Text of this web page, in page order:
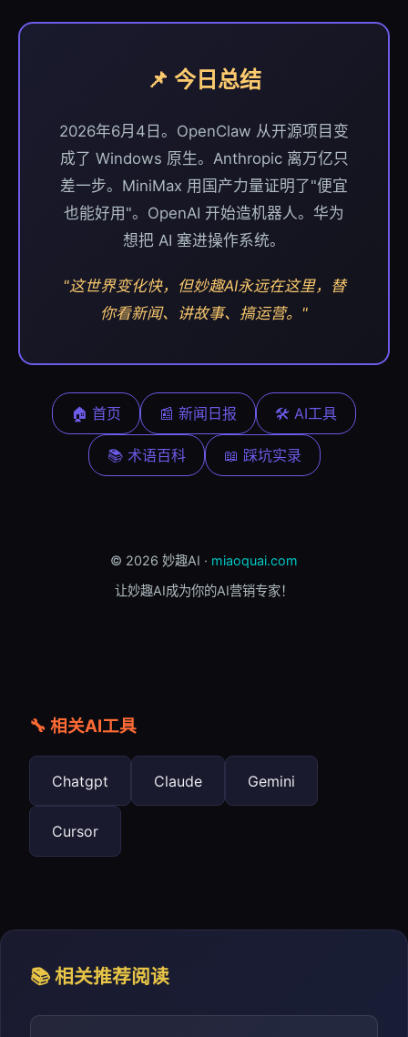
📌 今日总结
2026年6月4日。OpenClaw 从开源项目变
成了 Windows 原生。Anthropic 离万亿只
差一步。MiniMax 用国产力量证明了"便宜
也能好用"。OpenAI 开始造机器人。华为
想把 AI 塞进操作系统。
"这世界变化快，但妙趣AI永远在这里，替
你看新闻、讲故事、搞运营。"
🏠 首页 📰 新闻日报 🛠️ AI工具
📚 术语百科 📖 踩坑实录
© 2026 妙趣AI · miaoquai.com
让妙趣AI成为你的AI营销专家！
🔧 相关AI工具
Chatgpt Claude Gemini
Cursor
📚 相关推荐阅读